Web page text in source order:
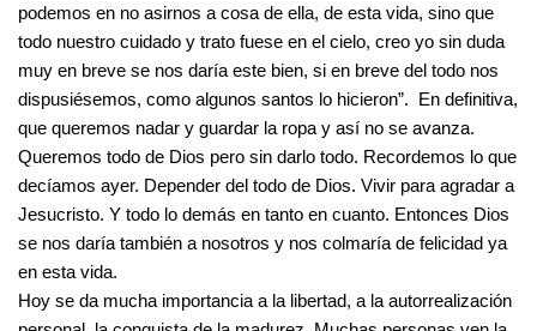
podemos en no asirnos a cosa de ella, de esta vida, sino que
todo nuestro cuidado y trato fuese en el cielo, creo yo sin duda
muy en breve se nos daría este bien, si en breve del todo nos
dispusiésemos, como algunos santos lo hicieron”. En definitiva,
que queremos nadar y guardar la ropa y así no se avanza.
Queremos todo de Dios pero sin darlo todo. Recordemos lo que
decíamos ayer. Depender del todo de Dios. Vivir para agradar a
Jesucristo. Y todo lo demás en tanto en cuanto. Entonces Dios
se nos daría también a nosotros y nos colmaría de felicidad ya
en esta vida.
Hoy se da mucha importancia a la libertad, a la autorrealización